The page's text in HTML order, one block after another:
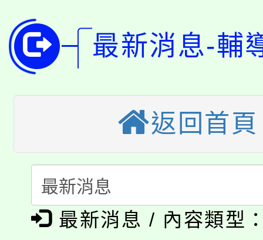
生本土語及新住民語歌
公告本校115學年度第
代理(課)教師甄選結果(
公告本校115學年度第
代理(課)教師甄選結果(
轉知中國文化大學推廣
《TA101》溝通分析基
程，歡迎學生輔導中心
心理、諮商輔導、社會
系所師生報名參加。
轉知苗栗縣政府辦理
縣市「校園短影音徵選
門員」簡章及活動海報
踴躍報名參加。
桃園市115學年度學生
要點
「桃園市補助參觀特色
展演活動實施計畫」
淨零綠領人才培育課程
最新消息-輔
返回首頁
最新消息 / 內容類型